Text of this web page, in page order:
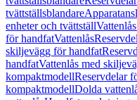
tvättställsblandare
enheter och tvättställ
för handfatVattenlås
skiljevägg för handfat
handfatVattenlås med
kompaktmodellReservdelar
kompaktmodellDolda